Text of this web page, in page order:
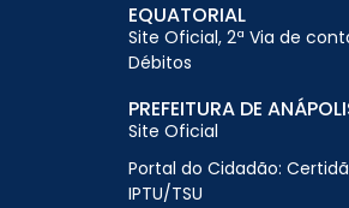
EQUATORIAL
Site Oficial, 2ª Via de
Débitos
PREFEITURA DE
Site Oficial
Portal do Cidadão:
IPTU/TSU